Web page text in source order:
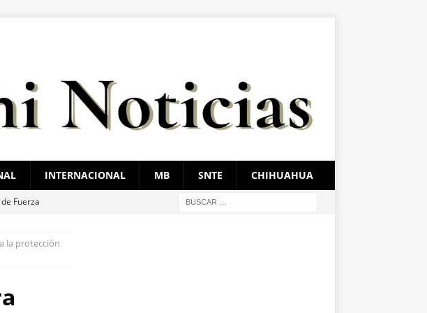
INTERNACIONAL MB SNTE CHIHUAHUA
Fuerza
de
la protección